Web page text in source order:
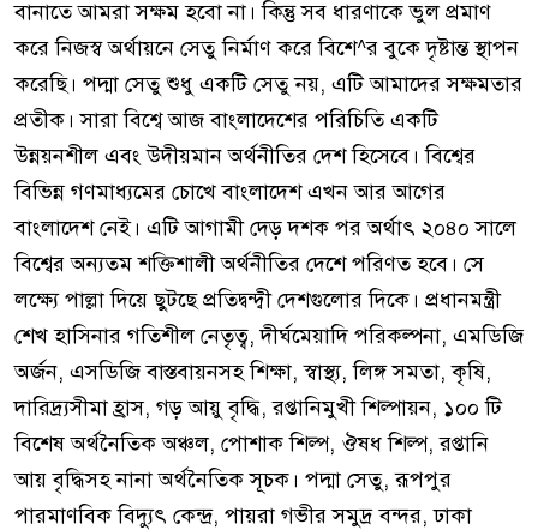
বানাতে আমরা সক্ষম হবো না। কিন্তু সব ধারণাকে ভুল প্রমাণ
করে নিজস্ব অর্থায়নে সেতু নির্মাণ করে বিশে^র বুকে দৃষ্টান্ত স্থাপন
করেছি। পদ্মা সেতু শুধু একটি সেতু নয়, এটি আমাদের সক্ষমতার
প্রতীক। সারা বিশ্বে আজ বাংলাদেশের পরিচিতি একটি
উন্নয়নশীল এবং উদীয়মান অর্থনীতির দেশ হিসেবে। বিশ্বের
বিভিন্ন গণমাধ্যমের চোখে বাংলাদেশ এখন আর আগের
বাংলাদেশ নেই। এটি আগামী দেড় দশক পর অর্থাৎ ২০৪০ সালে
বিশ্বের অন্যতম শক্তিশালী অর্থনীতির দেশে পরিণত হবে। সে
লক্ষ্যে পাল্লা দিয়ে ছুটছে প্রতিদ্বন্দ্বী দেশগুলোর দিকে। প্রধানমন্ত্রী
শেখ হাসিনার গতিশীল নেতৃত্ব, দীর্ঘমেয়াদি পরিকল্পনা, এমডিজি
অর্জন, এসডিজি বাস্তবায়নসহ শিক্ষা, স্বাস্থ্য, লিঙ্গ সমতা, কৃষি,
দারিদ্র্যসীমা হ্রাস, গড় আয়ু বৃদ্ধি, রপ্তানিমুখী শিল্পায়ন, ১০০ টি
বিশেষ অর্থনৈতিক অঞ্চল, পোশাক শিল্প, ঔষধ শিল্প, রপ্তানি
আয় বৃদ্ধিসহ নানা অর্থনৈতিক সূচক। পদ্মা সেতু, রূপপুর
পারমাণবিক বিদ্যুৎ কেন্দ্র, পায়রা গভীর সমুদ্র বন্দর, ঢাকা